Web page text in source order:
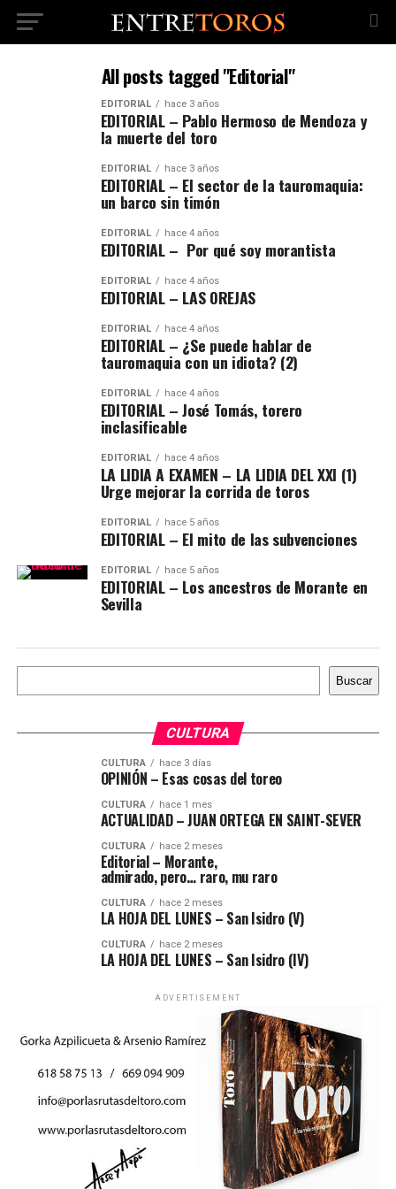
All posts tagged "Editorial"
EDITORIAL hace 3 años
EDITORIAL – Pablo Hermoso de Mendoza y
la muerte del toro
EDITORIAL hace 3 años
EDITORIAL – El sector de la tauromaquia:
un barco sin timón
EDITORIAL hace 4 años
EDITORIAL – Por qué soy morantista
EDITORIAL hace 4 años
EDITORIAL – LAS OREJAS
EDITORIAL hace 4 años
EDITORIAL – ¿Se puede hablar de
tauromaquia con un idiota? (2)
EDITORIAL hace 4 años
EDITORIAL – José Tomás, torero
inclasificable
EDITORIAL hace 4 años
LA LIDIA A EXAMEN – LA LIDIA DEL XXI (1)
Urge mejorar la corrida de toros
EDITORIAL hace 5 años
EDITORIAL – El mito de las subvenciones
EDITORIAL hace 5 años
EDITORIAL – Los ancestros de Morante en
Sevilla
Buscar
Buscar
CULTURA
CULTURA hace 3 días
OPINIÓN – Esas cosas del toreo
CULTURA hace 1 mes
ACTUALIDAD – JUAN ORTEGA EN SAINT-SEVER
CULTURA hace 2 meses
Editorial – Morante,
admirado, pero… raro, mu raro
CULTURA hace 2 meses
LA HOJA DEL LUNES – San Isidro (V)
CULTURA hace 2 meses
LA HOJA DEL LUNES – San Isidro (IV)
ADVERTISEMENT